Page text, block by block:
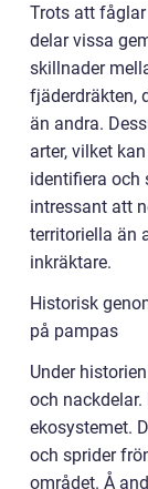
Trots att
delar vissa
skillnader
fjäderdräkten,
än andra.
arter, vilket
identifiera och
intressant att
territoriella än
inkräktare.
Historisk
på pampas
Under
och
ekosystemet.
och sprider
området. Å